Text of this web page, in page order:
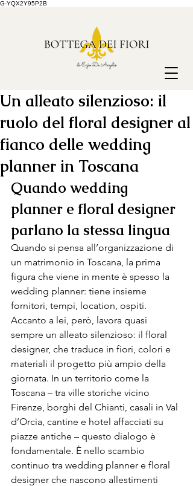
G-YQX2Y95P2B
Un alleato silenzioso: il
ruolo del floral designer al
fianco delle wedding
planner in Toscana
Quando wedding
planner e floral designer
parlano la stessa lingua
Quando si pensa all’organizzazione di
un matrimonio in Toscana, la prima
figura che viene in mente è spesso la
wedding planner: tiene insieme
fornitori, tempi, location, ospiti.
Accanto a lei, però, lavora quasi
sempre un alleato silenzioso: il floral
designer, che traduce in fiori, colori e
materiali il progetto più ampio della
giornata. In un territorio come la
Toscana – tra ville storiche vicino
Firenze, borghi del Chianti, casali in Val
d’Orcia, cantine e hotel affacciati su
piazze antiche – questo dialogo è
fondamentale. È nello scambio
continuo tra wedding planner e floral
designer che nascono allestimenti